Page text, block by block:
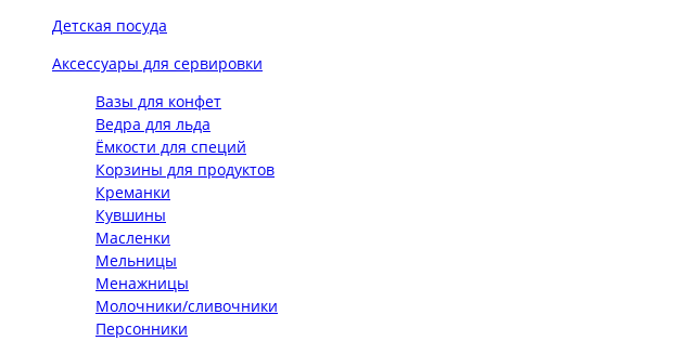
Детская посуда
Аксессуары для сервировки
Вазы для конфет
Ведра для льда
Ёмкости для специй
Корзины для продуктов
Креманки
Кувшины
Масленки
Мельницы
Менажницы
Молочники/сливочники
Персонники